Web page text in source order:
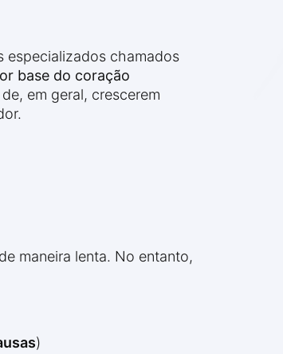
especializados chamados
base do coração
em geral, crescerem
maneira lenta. No entanto,
)